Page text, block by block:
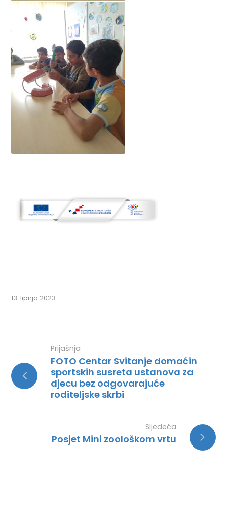
13. lipnja 2023.
Prijašnja
FOTO Centar Svitanje domaćin
sportskih susreta ustanova za
djecu bez odgovarajuće
roditeljske skrbi
Sljedeća
Posjet Mini zoološkom vrtu